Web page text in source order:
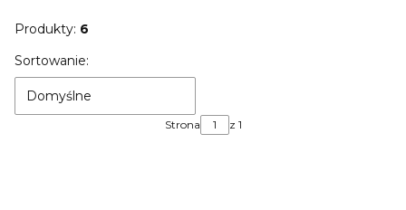
Produkty: 6
Lista produktów
Sortowanie:
Domyślne
Strona z 1